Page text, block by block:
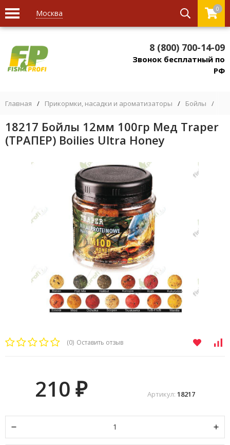
Москва 0
8 (800) 700-14-09
Звонок бесплатный по
РФ
Главная / Прикормки, насадки и ароматизаторы / Бойлы /
18217 Бойлы 12мм 100гр Мед Traper
(ТРАПЕР) Boilies Ultra Honey
(0) Оставить отзыв
Артикул: 18217
210 ₽